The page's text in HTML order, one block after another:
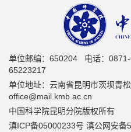
单位邮编：650204 电话：
65223217
单位地址：云南省昆明市茨坝青
office@mail.kmb.ac.cn
中国科学院昆明分院版权所有
滇ICP备05000233号 滇公网安